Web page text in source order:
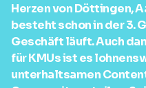
Herzen von Döttingen,
besteht schon in der 3.
Geschäft läuft. Auch
für KMUs ist es
unterhaltsamen